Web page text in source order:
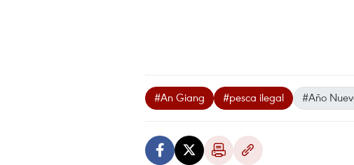
#An Giang #pesca ilegal #Año